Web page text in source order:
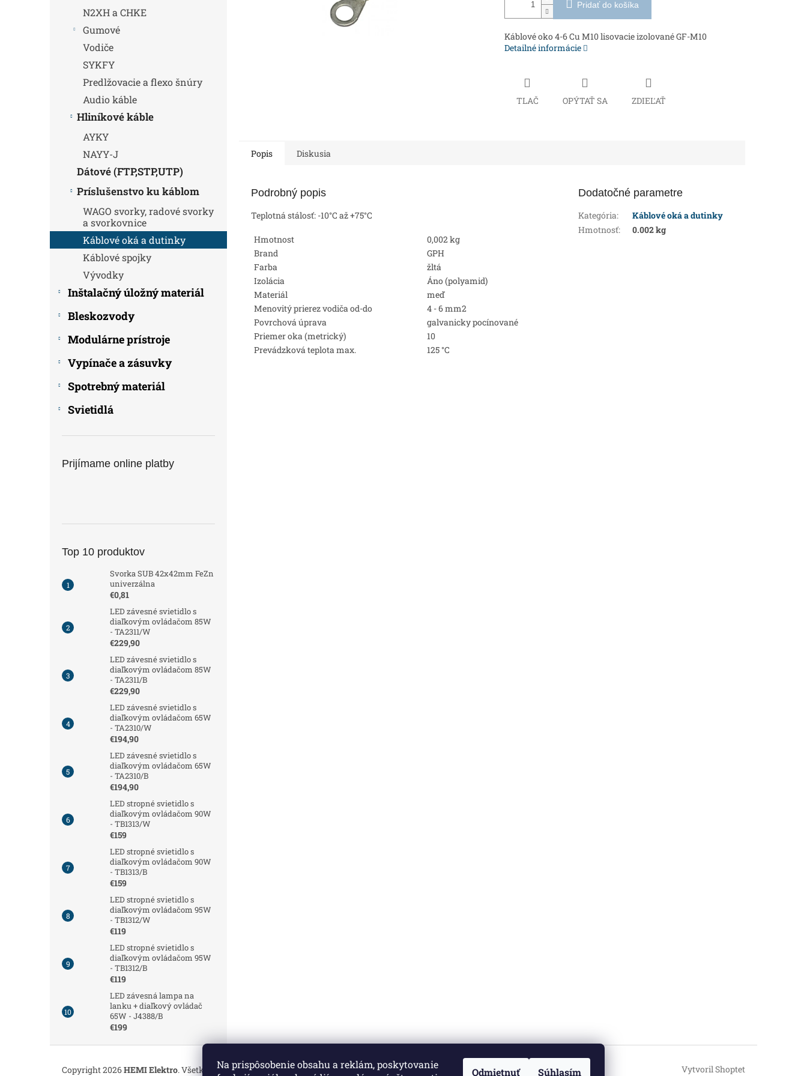
Na prispôsobenie obsahu a reklám, poskytovanie
Odmietnuť Súhlasím
N2XH a CHKE
Gumové
Vodiče
SYKFY
Predlžovacie a flexo šnúry
Audio káble
Hliníkové káble
AYKY
NAYY-J
Dátové (FTP,STP,UTP)
Príslušenstvo ku káblom
WAGO svorky, radové svorky
a svorkovnice
Káblové oká a dutinky
Káblové spojky
Vývodky
Inštalačný úložný materiál
Bleskozvody
Modulárne prístroje
Vypínače a zásuvky
Spotrebný materiál
Svietidlá
Prijímame online platby
Top 10 produktov
Svorka SUB 42x42mm FeZn
univerzálna
€0,81
LED závesné svietidlo s
diaľkovým ovládačom 85W
- TA2311/W
€229,90
LED závesné svietidlo s
diaľkovým ovládačom 85W
- TA2311/B
€229,90
LED závesné svietidlo s
diaľkovým ovládačom 65W
- TA2310/W
€194,90
LED závesné svietidlo s
diaľkovým ovládačom 65W
- TA2310/B
€194,90
LED stropné svietidlo s
diaľkovým ovládačom 90W
- TB1313/W
€159
LED stropné svietidlo s
diaľkovým ovládačom 90W
- TB1313/B
€159
LED stropné svietidlo s
diaľkovým ovládačom 95W
- TB1312/W
€119
LED stropné svietidlo s
diaľkovým ovládačom 95W
- TB1312/B
€119
LED závesná lampa na
lanku + diaľkový ovládač
65W - J4388/B
€199
Pridať do košíka
Káblové oko 4-6 Cu M10 lisovacie izolované GF-M10
Detailné informácie
TLAČ OPÝTAŤ SA ZDIEĽAŤ
Popis Diskusia
Podrobný popis
Teplotná stálosť: -10°C až +75°C
Hmotnost
0,002 kg
Brand
GPH
Farba
žltá
Izolácia
Áno (polyamid)
Materiál
meď
Menovitý prierez vodiča od-do
4 - 6 mm2
Povrchová úprava
galvanicky pocínované
Priemer oka (metrický)
10
Prevádzková teplota max.
125 °C
Dodatočné parametre
Kategória:
Káblové oká a dutinky
Hmotnosť: 0.002 kg
Vytvoril Shoptet
Copyright 2026HEMI Elektro. Všetky práva vyhradené.Upraviť nastavenie cookies